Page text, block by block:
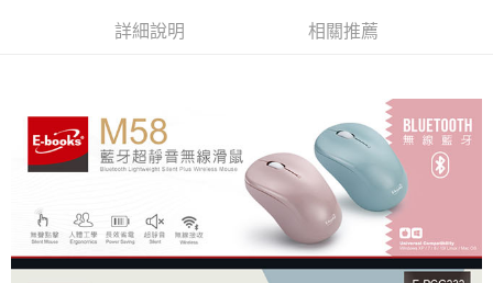
請求用戶進行身份認證。
詳細說明 相關推薦